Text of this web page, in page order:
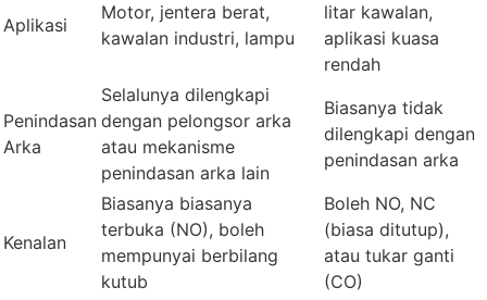
Aplikasi
Motor, jentera berat,
kawalan industri, lampu
litar kawalan,
aplikasi kuasa
rendah
Penindasan
Arka
Selalunya dilengkapi
dengan pelongsor arka
atau mekanisme
penindasan arka lain
Biasanya tidak
dilengkapi dengan
penindasan arka
Kenalan
Biasanya biasanya
terbuka (NO), boleh
mempunyai berbilang
kutub
Boleh NO, NC
(biasa ditutup),
atau tukar ganti
(CO)